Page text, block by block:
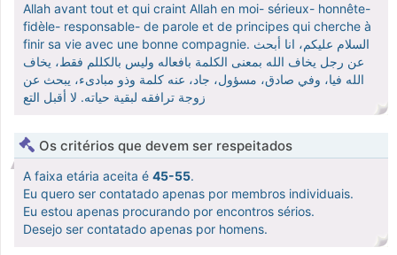
Allah avant tout et qui craint Allah en moi- sérieux- honnête-
fidèle- responsable- de parole et de principes qui cherche à
finir sa vie avec une bonne compagnie. السلام عليكم، انا أبحث
عن رجل يخاف الله بمعنى الكلمة بافعاله وليس بالكللم فقط، يخاف
الله فيا، وفي صادق، مسؤول، جاد، عنه كلمة وذو مبادىء، يبحث عن
زوجة ترافقه لبقية حياته. لا أقبل التع
Os critérios que devem ser respeitados
A faixa etária aceita é 45-55.
Eu quero ser contatado apenas por membros individuais.
Eu estou apenas procurando por encontros sérios.
Desejo ser contatado apenas por homens.